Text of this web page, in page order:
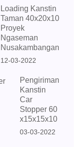
Loading Kanstin
Taman 40x20x10
Proyek
Ngaseman
Nusakambangan
12-03-2022
Pengiriman
Kanstin
Car
Stopper 60
x15x15x10
03-03-2022